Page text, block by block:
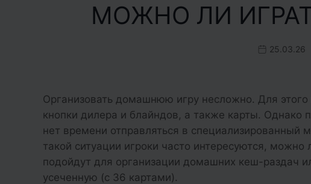
МОЖНО ЛИ
25.03.26
Организовать домашнюю игру несложно. Для
кнопки дилера и блайндов, а также карты. Однако
нет времени отправляться в специализированный
такой ситуации игроки часто интересуются,
подойдут для организации домашних кеш-раздач
усеченную (с 36 картами).